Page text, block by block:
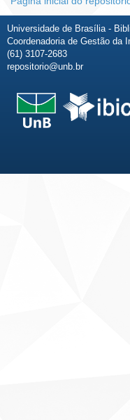
Universidade de Brasília -
Coordenadoria de Gestão da
(61) 3107-2683
repositorio@unb.br